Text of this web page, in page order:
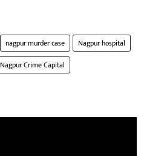
nagpur murder case
Nagpur hospital
Nagpur Crime Capital